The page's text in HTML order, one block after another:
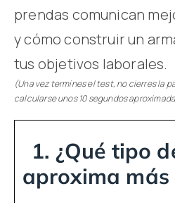
prendas comunican
y cómo construir un
tus objetivos laborales.
(Una vez termines el test, no cierres la
calcularse unos 10segundos
1. ¿Qué tipo
aproxima